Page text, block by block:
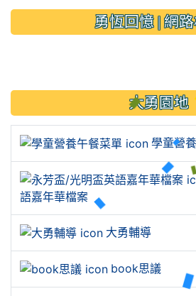
勇恆回憶 | 網
link
大勇園地
學童營
語嘉年華檔案
大勇輔導
book思議